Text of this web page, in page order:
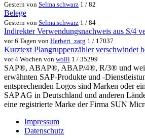
Gestern von Selma.schwarz 1 / 82
Belege
Gestern von Selma.schwarz 1 / 84
Indirekter Verwendungsnachweis aus S/4
vor 6 Tagen von Herbert_zarg 1 / 17037
Kurztext Plangruppenzähler verschwindet
vor 4 Wochen von wolli 1 / 35299
SAP®, ABAP®, ABAP/4®, R/3® und
erwähnten SAP-Produkte und -
entsprechenden Logos sind Marken oder
SAP AG in Deutschland und anderen
eine registrierte Marke der Firma SUN
Impressum
Datenschutz